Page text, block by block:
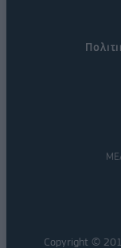
Copyright ©